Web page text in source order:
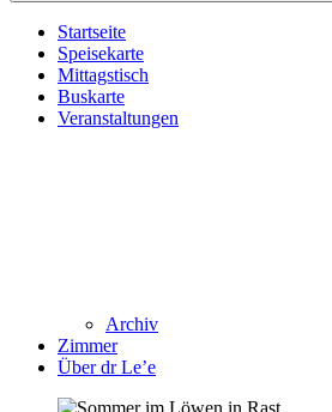
Startseite
Speisekarte
Mittagstisch
Buskarte
Veranstaltungen
Archiv
Zimmer
Über dr Le’e